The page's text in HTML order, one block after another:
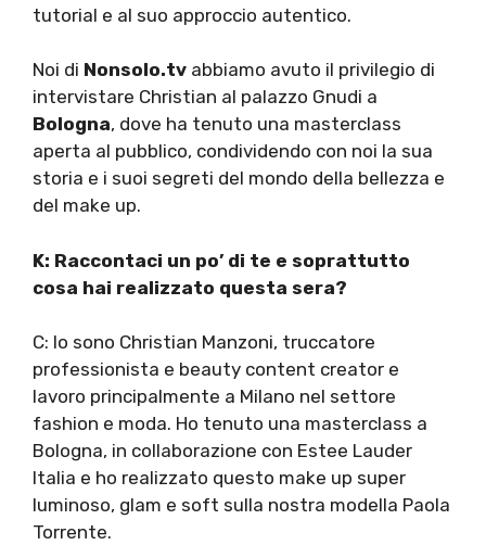
tutorial e al suo approccio autentico.
Noi di Nonsolo.tv abbiamo avuto il privilegio di
intervistare Christian al palazzo Gnudi a
Bologna, dove ha tenuto una masterclass
aperta al pubblico, condividendo con noi la sua
storia e i suoi segreti del mondo della bellezza e
del make up.
K: Raccontaci un po’ di te e soprattutto
cosa hai realizzato questa sera?
C: Io sono Christian Manzoni, truccatore
professionista e beauty content creator e
lavoro principalmente a Milano nel settore
fashion e moda. Ho tenuto una masterclass a
Bologna, in collaborazione con Estee Lauder
Italia e ho realizzato questo make up super
luminoso, glam e soft sulla nostra modella Paola
Torrente.